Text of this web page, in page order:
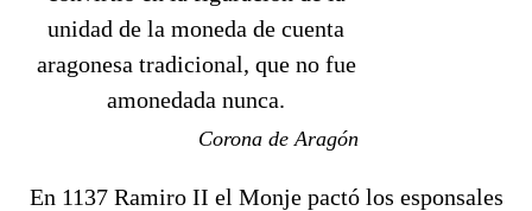
unidad de la moneda de cuenta
aragonesa tradicional, que no fue
amonedada nunca.
Corona de Aragón
En 1137 Ramiro II el Monje pactó los esponsales